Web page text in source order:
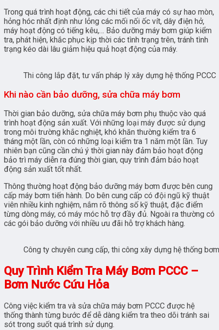
Trong quá trình hoạt động, các chi tiết của máy có sự hao mòn,
hỏng hóc nhất định như lỏng các mối nối ốc vít, dây điện hở,
máy hoạt động có tiếng kêu,… Bảo dưỡng máy bơm giúp kiểm
tra, phát hiện, khắc phục kịp thời các tình trạng trên, tránh tình
trạng kéo dài lâu giảm hiệu quả hoạt động của máy.
Thi công lắp đặt, tư vấn pháp lý xây dựng hệ thống PCCC
Khi nào cần bảo dưỡng, sửa chữa máy bơm
Thời gian bảo dưỡng, sửa chữa máy bơm phụ thuộc vào quá
trình hoạt động sản xuất. Với những loại máy được sử dụng
trong môi trường khắc nghiệt, khó khăn thường kiểm tra 6
tháng một lần, còn có những loại kiểm tra 1 năm một lần. Tuy
nhiên bạn cũng cần chú ý thời gian này đảm bảo hoạt động
bảo trì máy diễn ra đúng thời gian, quy trình đảm bảo hoạt
động sản xuất tốt nhất.
Thông thường hoạt động bảo dưỡng máy bơm được bên cung
cấp máy bơm tiến hành. Do bên cung cấp có đội ngũ kỹ thuật
viên nhiều kinh nghiệm, nắm rõ thông số kỹ thuật, đặc điểm
từng dòng máy, có máy móc hỗ trợ đầy đủ. Ngoài ra thường có
các gói bảo dưỡng với nhiều ưu đãi hỗ trợ khách hàng.
Công ty chuyên cung cấp, thi công xây dựng hệ thống
Quy Trình Kiểm Tra Máy Bơm PCCC –
Bơm Nước Cứu Hỏa
Công việc kiểm tra và sửa chữa máy bơm PCCC được hệ
thống thành từng bước để dễ dàng kiểm tra theo dõi tránh sai
sót trong suốt quá trình sử dụng.